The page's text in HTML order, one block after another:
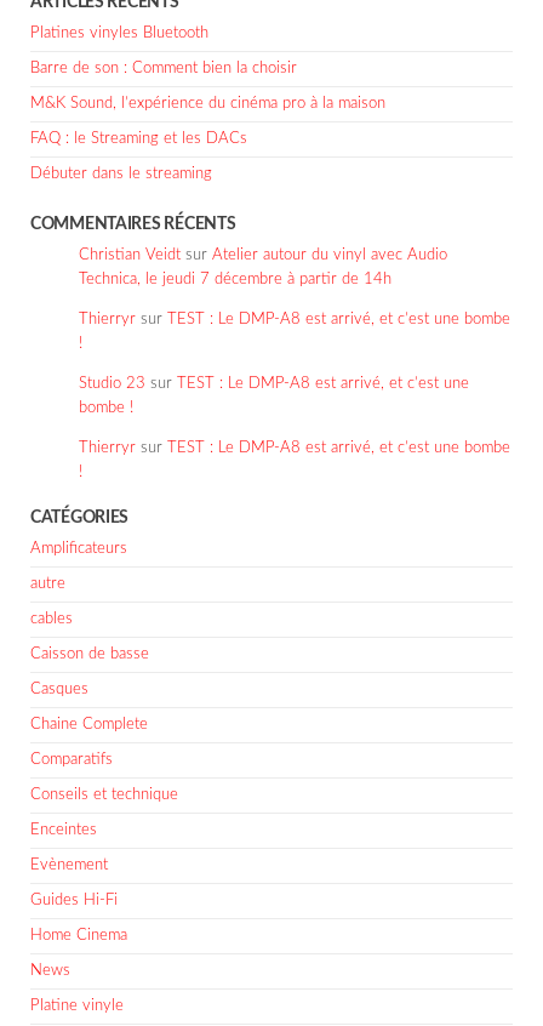
Platines vinyles Bluetooth
Barre de son : Comment bien la choisir
M&K Sound, l’expérience du cinéma pro à la maison
FAQ : le Streaming et les DACs
Débuter dans le streaming
COMMENTAIRES RÉCENTS
Christian Veidt sur Atelier autour du vinyl avec Audio
Technica, le jeudi 7 décembre à partir de 14h
Thierryr sur
TEST : Le DMP-A8 est arrivé, et c’est une bombe
!
Studio 23 sur
TEST : Le DMP-A8 est arrivé, et c’est une
bombe !
Thierryr sur
TEST : Le DMP-A8 est arrivé, et c’est une bombe
!
CATÉGORIES
Amplificateurs
autre
cables
Caisson de basse
Casques
Chaine Complete
Comparatifs
Conseils et technique
Enceintes
Evènement
Guides Hi-Fi
Home Cinema
News
Platine vinyle